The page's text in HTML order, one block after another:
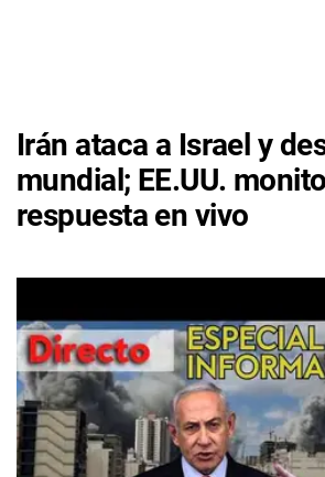
Irán ataca a Israel y
mundial; EE.UU.
respuesta en vivo